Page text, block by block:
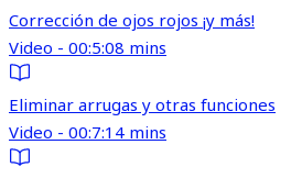
Corrección de ojos rojos ¡y más!
Video - 00:5:08 mins
Eliminar arrugas y otras funciones
Video - 00:7:14 mins